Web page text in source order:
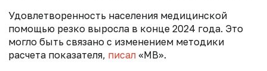
Удовлетворенность населения медицинской
помощью резко выросла в конце 2024 года. Это
могло быть связано с изменением методики
расчета показателя, писал «МВ».